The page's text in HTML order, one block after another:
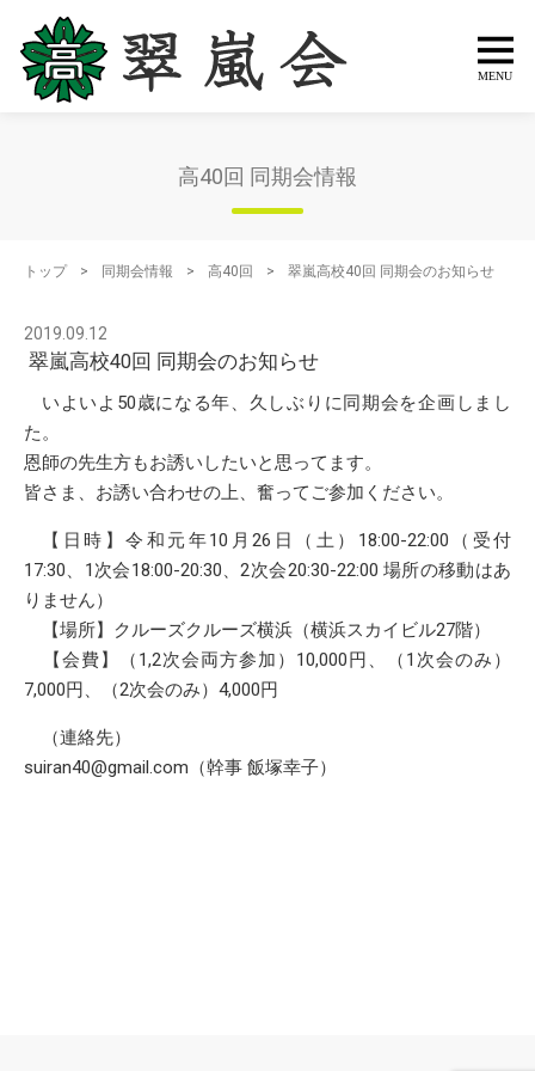
高40回 同期会情報
トップ > 同期会情報 > 高40回 > 翠嵐高校40回 同期会のお知らせ
2019.09.12
翠嵐高校40回 同期会のお知らせ
いよいよ50歳になる年、久しぶりに同期会を企画しまし
た。
恩師の先生方もお誘いしたいと思ってます。
皆さま、お誘い合わせの上、奮ってご参加ください。
【日時】令和元年10月26日（土）18:00-22:00（受付
17:30、1次会18:00-20:30、2次会20:30-22:00 場所の移動はあ
りません）
【場所】クルーズクルーズ横浜（横浜スカイビル27階）
【会費】（1,2次会両方参加）10,000円、（1次会のみ）
7,000円、（2次会のみ）4,000円
（連絡先）
suiran40@gmail.com（幹事 飯塚幸子）